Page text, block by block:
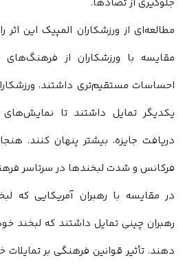
جلوگیری از تضادها.
مطالعه‌ای از ورزشکاران المپیک این
مقایسه با ورزشکاران از فرهنگ‌های
احساسات مستقیم‌تری داشتند،
یکدیگر تمایل داشتند تا
دریافت جایزه، بیشتر پنهان کنند.
فرکانس و شدت لبخندها در سرتاسر
در مقایسه با رهبران آمریکایی که
رهبران چینی تمایل داشتند که لبخند
دهند. تأثیر قوانین فرهنگی بر